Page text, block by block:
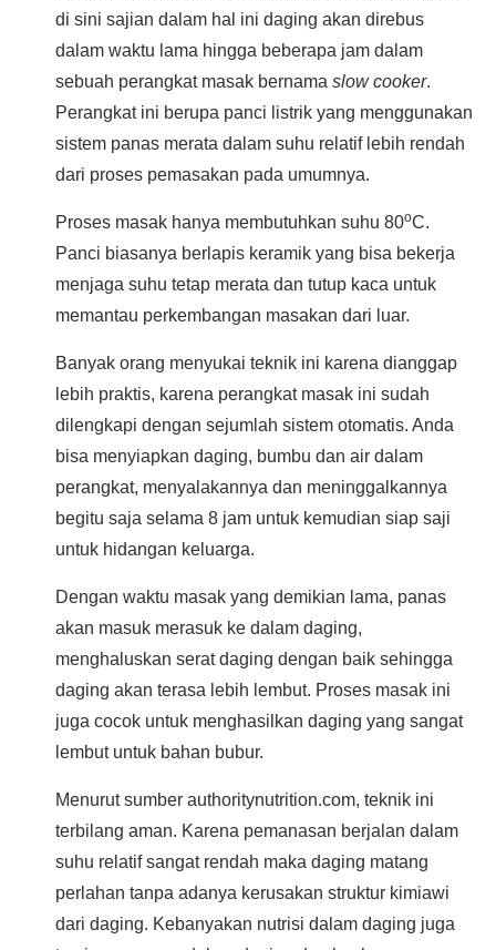
di sini sajian dalam hal ini daging akan direbus
dalam waktu lama hingga beberapa jam dalam
sebuah perangkat masak bernama slow cooker.
Perangkat ini berupa panci listrik yang menggunakan
sistem panas merata dalam suhu relatif lebih rendah
dari proses pemasakan pada umumnya.
Proses masak hanya membutuhkan suhu 80oC.
Panci biasanya berlapis keramik yang bisa bekerja
menjaga suhu tetap merata dan tutup kaca untuk
memantau perkembangan masakan dari luar.
Banyak orang menyukai teknik ini karena dianggap
lebih praktis, karena perangkat masak ini sudah
dilengkapi dengan sejumlah sistem otomatis. Anda
bisa menyiapkan daging, bumbu dan air dalam
perangkat, menyalakannya dan meninggalkannya
begitu saja selama 8 jam untuk kemudian siap saji
untuk hidangan keluarga.
Dengan waktu masak yang demikian lama, panas
akan masuk merasuk ke dalam daging,
menghaluskan serat daging dengan baik sehingga
daging akan terasa lebih lembut. Proses masak ini
juga cocok untuk menghasilkan daging yang sangat
lembut untuk bahan bubur.
Menurut sumber authoritynutrition.com, teknik ini
terbilang aman. Karena pemanasan berjalan dalam
suhu relatif sangat rendah maka daging matang
perlahan tanpa adanya kerusakan struktur kimiawi
dari daging. Kebanyakan nutrisi dalam daging juga